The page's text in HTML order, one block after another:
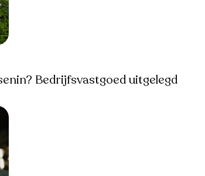
Bedrijfsvastgoed uitgelegd